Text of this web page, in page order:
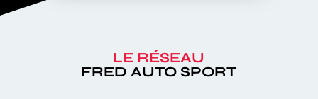
LE RÉSEAU
FRED AUTO SPORT